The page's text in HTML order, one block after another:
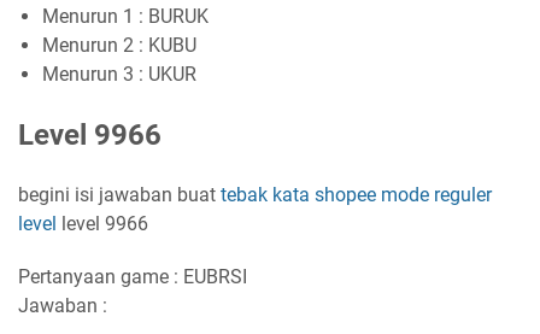
Menurun 1 : BURUK
Menurun 2 : KUBU
Menurun 3 : UKUR
Level 9966
begini isi jawaban buat tebak kata shopee mode reguler
level level 9966
Pertanyaan game : EUBRSI
Jawaban :